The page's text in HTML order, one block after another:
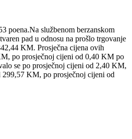
poena.Na službenom berzanskom
pad u odnosu na prošlo trgovanje
KM. Prosječna cijena ovih
po prosječnoj cijeni od 0,40 KM po
se po prosječnoj cijeni od 2,40 KM,
KM, po prosječnoj cijeni od